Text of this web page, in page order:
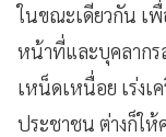
ในขณะเดียวกัน เ
หน้าที่และบุคลากร
เหน็ดเหนื่อย เร่งเ
ประชาชน ต่างก็ให้